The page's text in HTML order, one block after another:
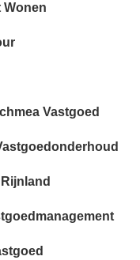
Wonen
Vastgoed